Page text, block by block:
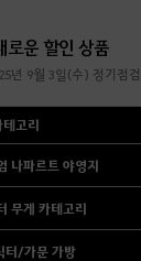
로운 할인 상품
년 9월 3일(수) 정기점
고리
나파르트 야영지
무게 카테고리
터/가문 가방